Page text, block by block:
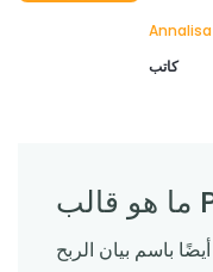
كاتب
باسم بيان الربح